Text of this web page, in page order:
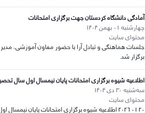
آمادگی دانشگاه کردستان جهت برگزاری امتحانات
چهارشنبه 01 بهمن 1404
محتوای سایت
جلسات هماهنگی و تبادل آرا با حضور معاون آموزشی،
برگزار شد.
اطلاعیه شیوه برگزاری امتحانات پایان نیمسال اول سال تحصیلی ۱۴۰۵-۱۴۰4 دانشگاه
سه‌شنبه 30 دی 1404
محتوای سایت